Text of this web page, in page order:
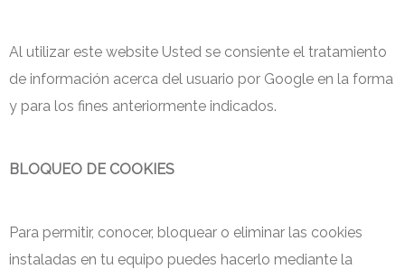
Al utilizar este website Usted se consiente el tratamiento
de información acerca del usuario por Google en la forma
y para los fines anteriormente indicados.
BLOQUEO DE COOKIES
Para permitir, conocer, bloquear o eliminar las cookies
instaladas en tu equipo puedes hacerlo mediante la